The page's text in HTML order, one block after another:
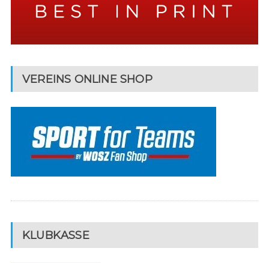
VEREINS ONLINE SHOP
KLUBKASSE